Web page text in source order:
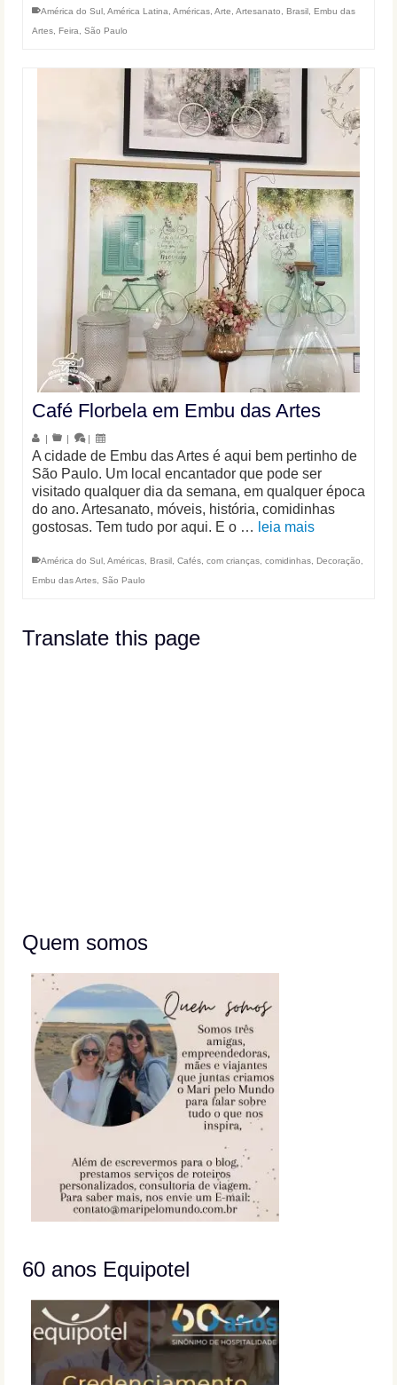
América do Sul América Latina Américas Arte Artesanato Brasil Embu das
Artes Feira São Paulo
Café Florbela em Embu das Artes
| | |
A cidade de Embu das Artes é aqui bem pertinho de
São Paulo. Um local encantador que pode ser
visitado qualquer dia da semana, em qualquer época
do ano. Artesanato, móveis, história, comidinhas
gostosas. Tem tudo por aqui. E o … leia mais
América do Sul Américas Brasil Cafés com crianças comidinhas Decoração
Embu das Artes São Paulo
Translate this page
Quem somos
60 anos Equipotel